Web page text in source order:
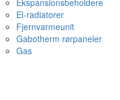
Ekspansionsbeholdere
El-radiatorer
Fjernvarmeunit
Gabotherm rørpaneler
Gas